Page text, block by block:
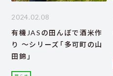
2024.02.08
有機JASの田んぼで酒米作
り ～シリーズ「多可町の山
田錦」